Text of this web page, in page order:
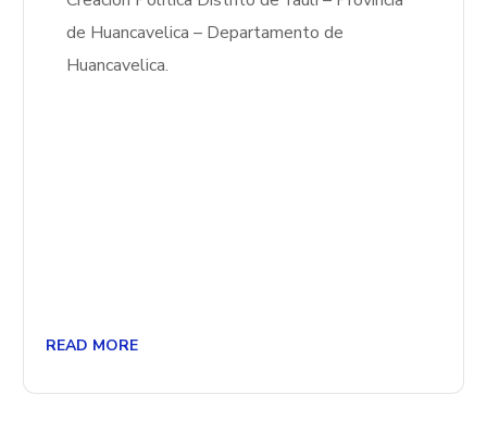
de Huancavelica – Departamento de
Huancavelica.
READ MORE